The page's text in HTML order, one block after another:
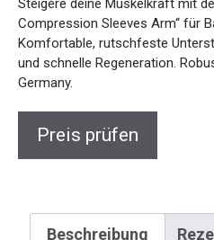
Compression Sleeves Arm“ für
Komfortable, rutschfeste
Leistung und schnelle
in Germany.
Beschreibung